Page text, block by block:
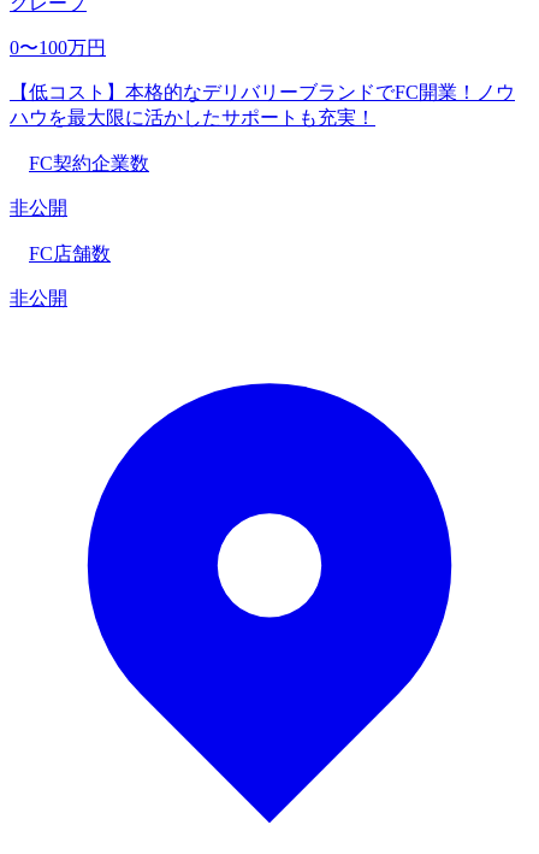
0〜100万円
【低コスト】本格的なデリバリーブランドでFC開業！ノウ
ハウを最大限に活かしたサポートも充実！
FC契約企業数
非公開
FC店舗数
非公開